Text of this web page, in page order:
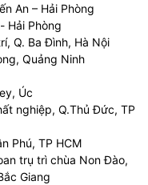
An – Hải Phòng
Hải Phòng
Q. Ba Đình, Hà Nội
Quảng Ninh
Úc
nghiệp, Q.Thủ Đức, TP
Phú, TP HCM
trụ trì chùa Non Đào,
Giang